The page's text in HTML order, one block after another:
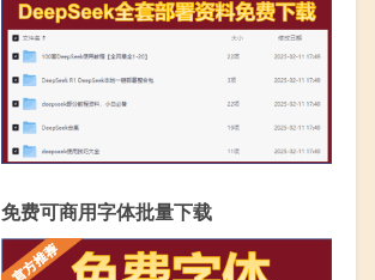
免费可商用字体批量下载